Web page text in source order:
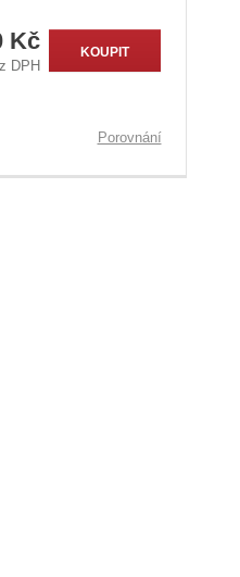
Kč
DPH
KOUPIT
Porovnání